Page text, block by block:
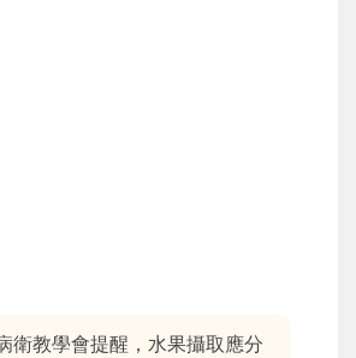
衛教學會提醒，水果攝取應分